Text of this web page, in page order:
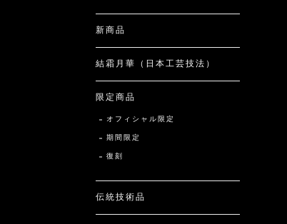
新商品
結霜月華（日本工芸技法）
限定商品
オフィシャル限定
期間限定
復刻
伝統技術品